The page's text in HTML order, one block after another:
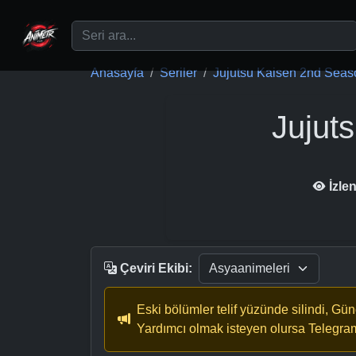
Anasayfa Seriler Jujutsu Kaisen 2nd
Çeviri Ekibi:
Eski bölümler telif yüzünde silindi,
Yardımcı olmak isteyen olursa